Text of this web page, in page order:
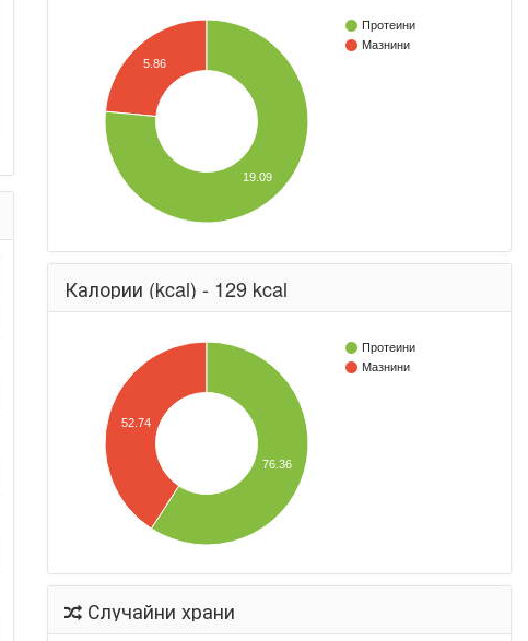
Протеини
Мазнини
5.86
19.09
Калории (kcal) - 129 kcal
Протеини
Мазнини
52.74
76.36
Случайни храни